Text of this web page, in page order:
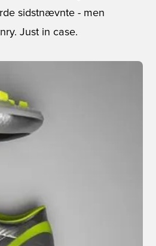
sidstnævnte - men
Just in case.